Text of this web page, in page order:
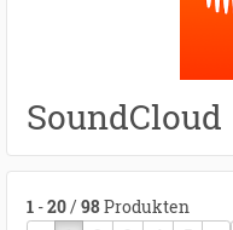
SoundCloud
1 -20/ 98Produkten